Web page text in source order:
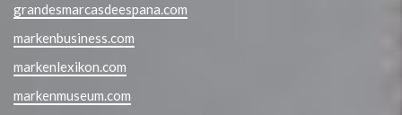
grandesmarcasdeespana.com
markenbusiness.com
markenlexikon.com
markenmuseum.com